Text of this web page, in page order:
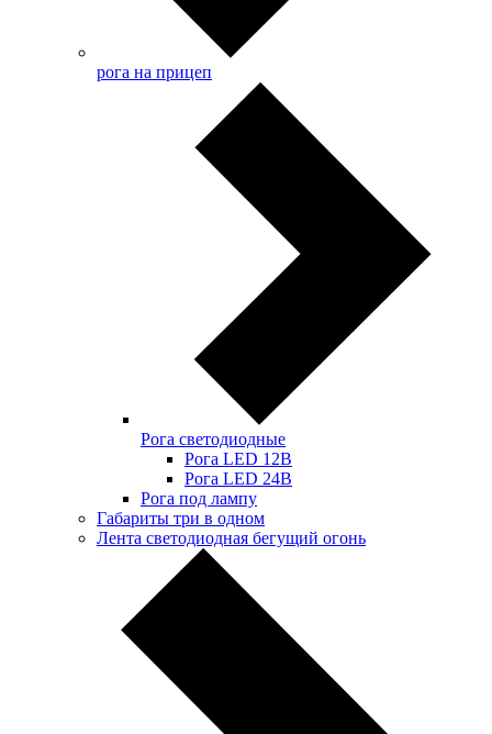
рога на прицеп
Рога светодиодные
Рога LED 12В
Рога LED 24В
Рога под лампу
Габариты три в одном
Лента светодиодная бегущий огонь